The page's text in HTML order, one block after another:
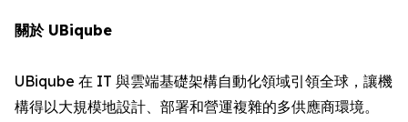
關於 UBiqube
UBiqube 在 IT 與雲端基礎架構自動化領域引領全球，讓機
構得以大規模地設計、部署和營運複雜的多供應商環境。